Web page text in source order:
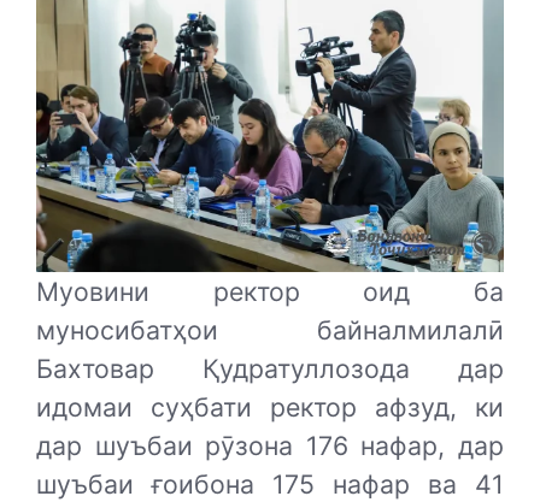
Муовини ректор оид ба
муносибатҳои байналмилалӣ
Бахтовар Қудратуллозода дар
идомаи суҳбати ректор афзуд, ки
дар шуъбаи рӯзона 176 нафар, дар
шуъбаи ғоибона 175 нафар ва 41